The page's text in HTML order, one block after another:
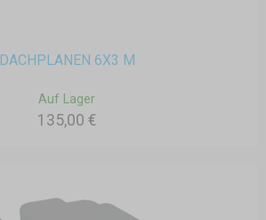
DACHPLANEN 6X3 M
Auf Lager
135,00 €